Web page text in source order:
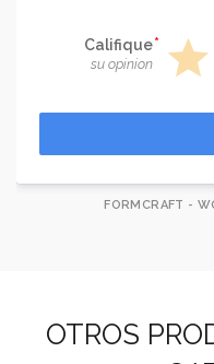
Califique
su opinion star
FORMCRAFT -
OTROS